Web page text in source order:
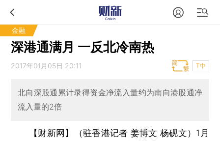
金融
深港通满月 一反北冷南热
2017年01月05日 20:11 T中
北向深股通累计录得资金净流入量约为南向港股通净
流入量的2倍
【财新网】（驻香港记者 姜博文 杨砚文） 1月